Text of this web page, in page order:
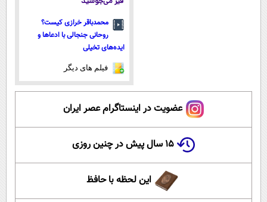
محمدباقر خرازی کیست؟
روحانی جنجالی با ادعاها و
ایده‌های تخیلی
فیلم های دیگر
عضویت در اینستاگرام عصر ایران
۱۵ سال پیش در چنین روزی
این لحظه با حافظ